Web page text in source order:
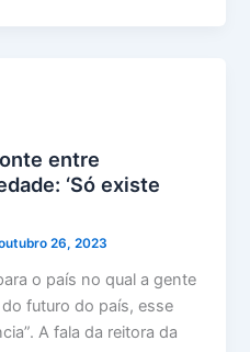
entre
‘Só existe
26, 2023
o país no qual a gente
futuro do país, esse
A fala da reitora da